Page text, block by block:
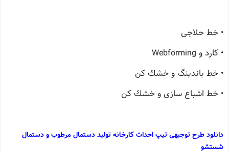
• خط حلاجی
• كارد و Webforming
• خط باندینگ و خشك كن
• خط اشباع سازی و خشك كن
دانلود طرح توجیهی تیپ احداث کارخانه تولید دستمال مرطوب و دستمال
شستشو